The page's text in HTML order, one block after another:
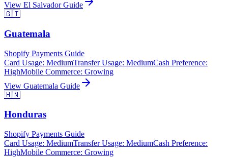
View El SalvadorGuide
🇬🇹
Guatemala
Shopify Payments Guide
Card Usage: MediumTransfer Usage: MediumCash Preference:
HighMobile Commerce: Growing
View Guatemala Guide
🇭🇳
Honduras
Shopify Payments Guide
Card Usage: MediumTransfer Usage: MediumCash Preference:
HighMobile Commerce: Growing